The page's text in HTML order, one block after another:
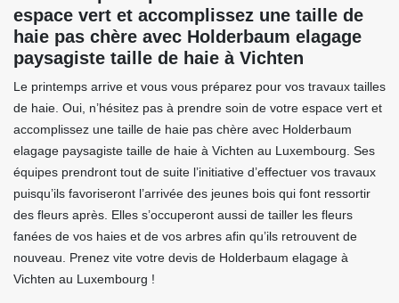
espace vert et accomplissez une taille de
haie pas chère avec Holderbaum elagage
paysagiste taille de haie à Vichten
Le printemps arrive et vous vous préparez pour vos travaux tailles
de haie. Oui, n’hésitez pas à prendre soin de votre espace vert et
accomplissez une taille de haie pas chère avec Holderbaum
elagage paysagiste taille de haie à Vichten au Luxembourg. Ses
équipes prendront tout de suite l’initiative d’effectuer vos travaux
puisqu’ils favoriseront l’arrivée des jeunes bois qui font ressortir
des fleurs après. Elles s’occuperont aussi de tailler les fleurs
fanées de vos haies et de vos arbres afin qu’ils retrouvent de
nouveau. Prenez vite votre devis de Holderbaum elagage à
Vichten au Luxembourg !